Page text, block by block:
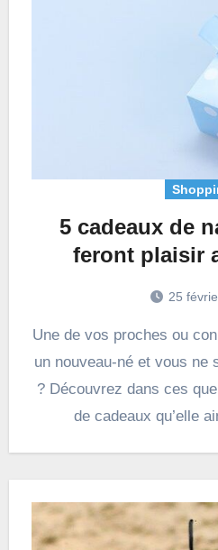
5 cadeaux de
feront plaisir
25
Une de vos proches ou connaissances accueillera
un nouveau-né et vous ne
? Découvrez dans ces
de cadeaux qu’elle